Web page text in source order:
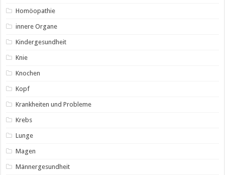
Homöopathie
innere Organe
Kindergesundheit
Knie
Knochen
Kopf
Krankheiten und Probleme
Krebs
Lunge
Magen
Männergesundheit